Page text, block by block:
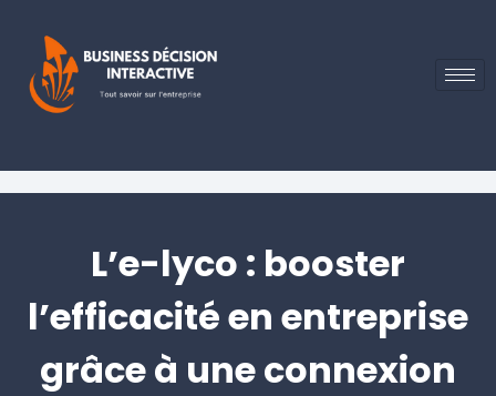
L’e-lyco : booster
l’efficacité en entreprise
grâce à une connexion